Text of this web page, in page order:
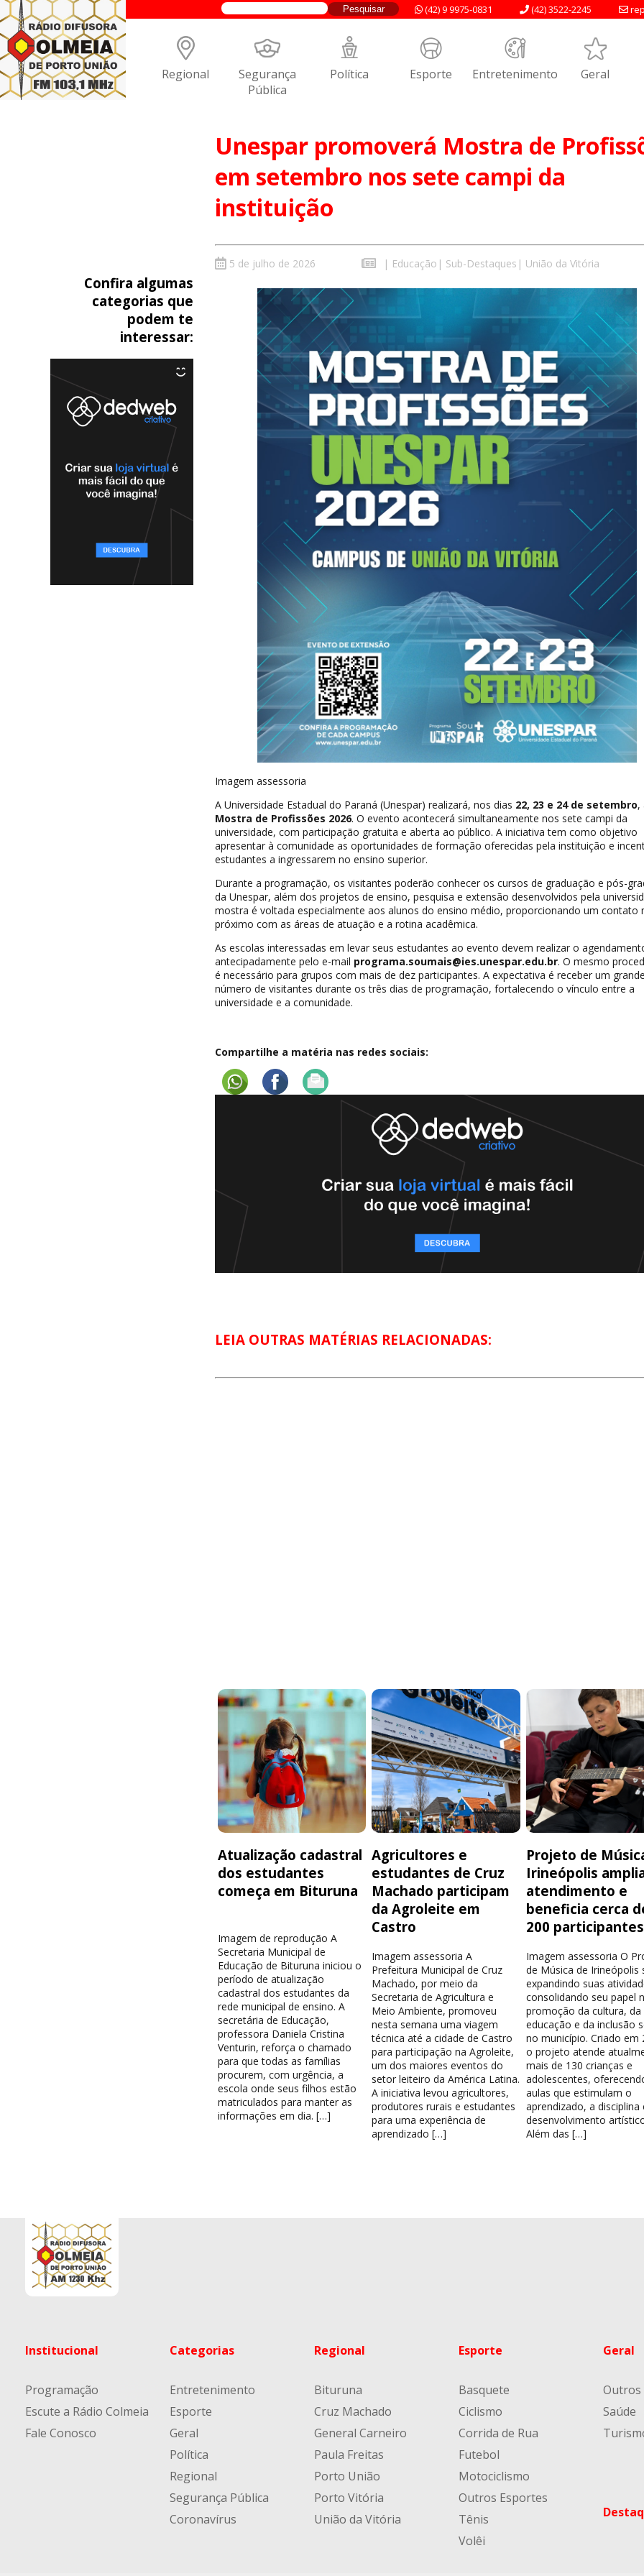
(42) 3522-2245
(42) 9 9975-0831
Regional Segurança
Pública
Política Esporte Entretenimento Geral
Unespar promoverá Mostra de
em setembro nos sete campi da
instituição
Confira algumas
categorias que
podem te
interessar:
5 de julho de 2026 | Educação | Sub-Destaques | União da Vitória
Imagem assessoria
A Universidade Estadual do Paraná (Unespar) realizará, nos dias 22, 23 e 24 de setembro,
Mostra de Profissões 2026. O evento acontecerá simultaneamente nos sete campi da
universidade, com participação gratuita e aberta ao público. A iniciativa tem como objetivo
apresentar à comunidade as oportunidades de formação oferecidas pela instituição e
estudantes a ingressarem no ensino superior.
Durante a programação, os visitantes poderão conhecer os cursos de graduação e pós-
da Unespar, além dos projetos de ensino, pesquisa e extensão desenvolvidos pela
mostra é voltada especialmente aos alunos do ensino médio, proporcionando um contato
próximo com as áreas de atuação e a rotina acadêmica.
As escolas interessadas em levar seus estudantes ao evento devem realizar o
antecipadamente pelo e-mail programa.soumais@ies.unespar.edu.br. O mesmo
é necessário para grupos com mais de dez participantes. A expectativa é receber um
número de visitantes durante os três dias de programação, fortalecendo o vínculo entre a
universidade e a comunidade.
Compartilhe a matéria nas redes sociais:
LEIA OUTRAS MATÉRIAS RELACIONADAS:
Atualização cadastral
dos estudantes
começa em Bituruna
Imagem de reprodução A
Secretaria Municipal de
Educação de Bituruna iniciou o
período de atualização
cadastral dos estudantes da
rede municipal de ensino. A
secretária de Educação,
professora Daniela Cristina
Venturin, reforça o chamado
para que todas as famílias
procurem, com urgência, a
escola onde seus filhos estão
matriculados para manter as
informações em dia. […]
Agricultores e
estudantes de Cruz
Machado participam
da Agroleite em
Castro
Imagem assessoria A
Prefeitura Municipal de Cruz
Machado, por meio da
Secretaria de Agricultura e
Meio Ambiente, promoveu
nesta semana uma viagem
técnica até a cidade de Castro
para participação na Agroleite,
um dos maiores eventos do
setor leiteiro da América Latina.
A iniciativa levou agricultores,
produtores rurais e estudantes
para uma experiência de
aprendizado […]
Projeto de
Irineópolis
atendimento e
beneficia cerca
200 participantes
Imagem assessoria O
de Música de Irineópolis
expandindo suas
consolidando seu papel
promoção da cultura, da
educação e da inclusão
no município. Criado em
o projeto atende
mais de 130 crianças e
adolescentes,
aulas que estimulam o
aprendizado, a disciplina
desenvolvimento
Além das […]
Institucional
Programação
Escute a Rádio Colmeia
Fale Conosco
Categorias
Entretenimento
Esporte
Geral
Política
Regional
Segurança Pública
Coronavírus
Regional
Bituruna
Cruz Machado
General Carneiro
Paula Freitas
Porto União
Porto Vitória
União da Vitória
Esporte
Basquete
Ciclismo
Corrida de Rua
Futebol
Motociclismo
Outros Esportes
Tênis
Volêi
Geral
Outros
Saúde